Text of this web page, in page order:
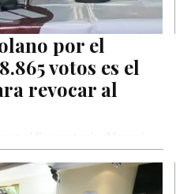
por el
votos es el
revocar al
de lo que se requiere